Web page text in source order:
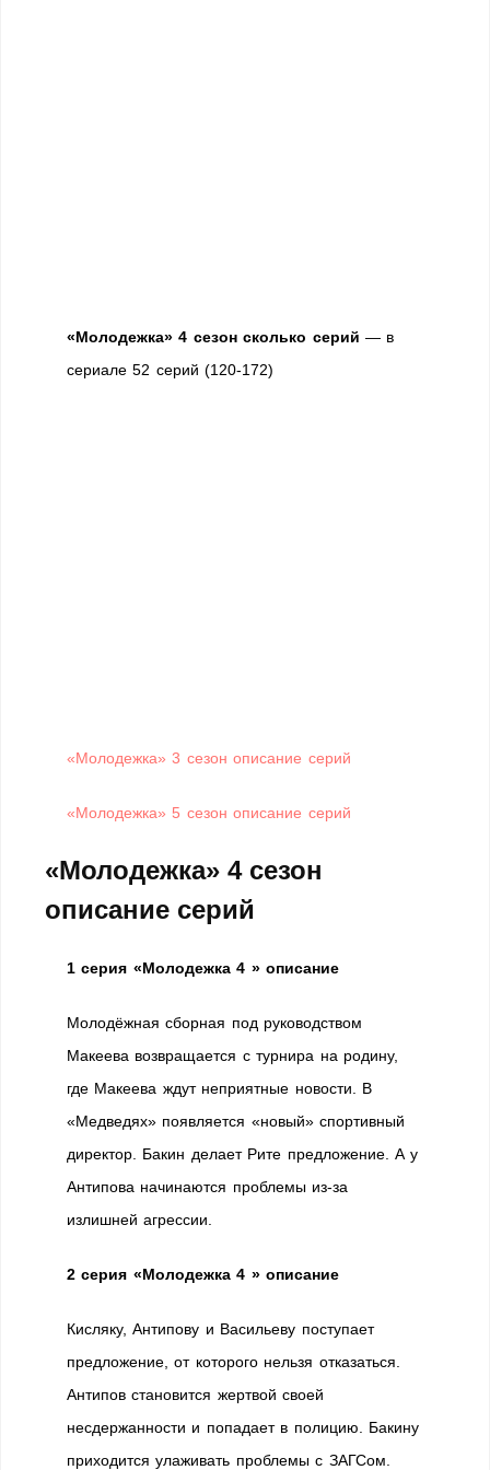
«Молодежка» 4 сезон сколько серий — в
сериале 52 серий (120-172)
«Молодежка» 3 сезон описание серий
«Молодежка» 5 сезон описание серий
«Молодежка» 4 сезон
описание серий
1 серия «Молодежка 4 » описание
Молодёжная cборная под руководством
Макеева возвращается с турнира на родину,
где Макеева ждут неприятные новости. В
«Медведях» появляется «новый» спортивный
директор. Бакин делает Рите предложение. А у
Антипова начинаются проблемы из-за
излишней агрессии.
2 серия «Молодежка 4 » описание
Кисляку, Антипову и Васильеву поступает
предложение, от которого нельзя отказаться.
Антипов становится жертвой своей
несдержанности и попадает в полицию. Бакину
приходится улаживать проблемы с ЗАГСом.